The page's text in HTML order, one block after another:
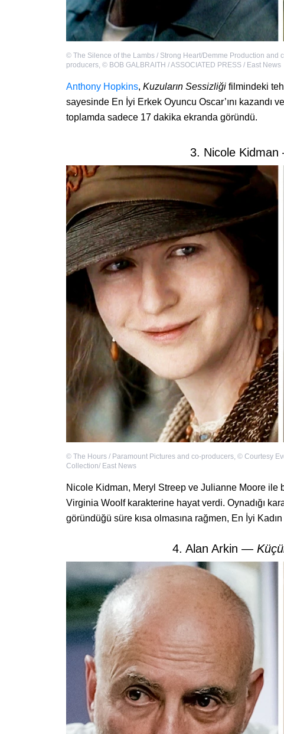
© The Silence of the Lambs / Strong Heart/Demme Production and
producers, © BOB GALBRAITH / ASSOCIATED PRESS / East News
Anthony Hopkins, Kuzuların Sessizliği filmindeki
sayesinde En İyi Erkek Oyuncu Oscar’ını kazandı
toplamda sadece 17 dakika ekranda göründü.
3. Nicole
© The Hours / Paramount Pictures and co-producers, © Courtesy
Collection/ East News
Nicole Kidman, Meryl Streep ve Julianne Moore ile
Virginia Woolf karakterine hayat verdi. Oynadığı
göründüğü süre kısa olmasına rağmen, En İyi
4. Alan Arkin —